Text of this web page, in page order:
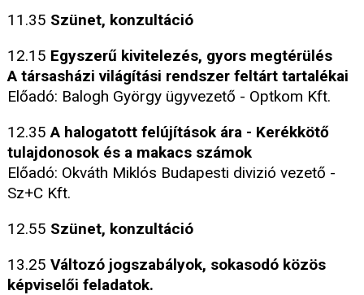
11.35 Szünet, konzultáció
12.15 Egyszerű kivitelezés, gyors megtérülés
A társasházi világítási rendszer feltárt tartalékai
Előadó: Balogh György ügyvezető - Optkom Kft.
12.35A halogatott felújítások ára - Kerékkötő
tulajdonosok és a makacs számok
Előadó: Okváth Miklós Budapesti divizió vezető -
Sz+C Kft.
12.55 Szünet, konzultáció
13.25 Változó jogszabályok, sokasodó közös
képviselői feladatok.